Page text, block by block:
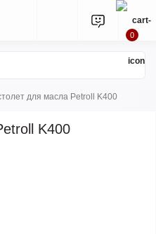
0
для масла Petroll K400
K400